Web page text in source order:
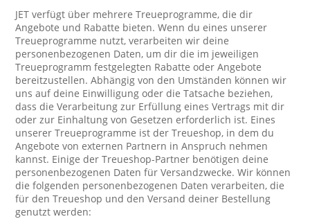
JET verfügt über mehrere Treueprogramme, die dir
Angebote und Rabatte bieten. Wenn du eines unserer
Treueprogramme nutzt, verarbeiten wir deine
personenbezogenen Daten, um dir die im jeweiligen
Treueprogramm festgelegten Rabatte oder Angebote
bereitzustellen. Abhängig von den Umständen können wir
uns auf deine Einwilligung oder die Tatsache beziehen,
dass die Verarbeitung zur Erfüllung eines Vertrags mit dir
oder zur Einhaltung von Gesetzen erforderlich ist. Eines
unserer Treueprogramme ist der Treueshop, in dem du
Angebote von externen Partnern in Anspruch nehmen
kannst. Einige der Treueshop-Partner benötigen deine
personenbezogenen Daten für Versandzwecke. Wir können
die folgenden personenbezogenen Daten verarbeiten, die
für den Treueshop und den Versand deiner Bestellung
genutzt werden: